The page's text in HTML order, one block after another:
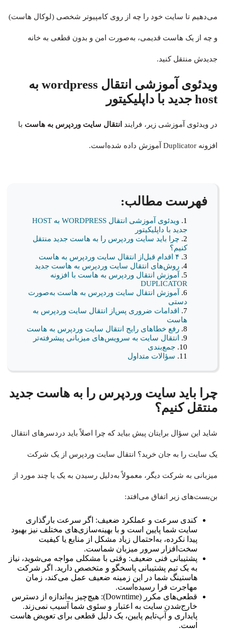
می‌دهیم تا سایت خود را چه از روی کامپیوتر شخصی (لوکال هاست)
و چه از یک هاست قدیمی، به‌صورت امن و بدون قطعی به خانه
جدیدش منتقل کنید.
ویدئوی آموزشی انتقال wordpress به
host جدید با داپلیکیتور
در ویدئوی آموزشی زیر، فرایند انتقال سایت وردپرس به هاست با
افزونه Duplicator آموزش داده شده‌است.
فهرست مطالب:
ویدئوی آموزشی انتقال WORDPRESS به HOST
جدید با داپلیکیتور
چرا باید سایت وردپرس را به هاست جدید منتقل
کنیم؟
۴ اقدام قبل‌از انتقال سایت وردپرس به هاست
روش‌های انتقال سایت وردپرس به هاست جدید
آموزش انتقال وردپرس به هاست با افزونه
DUPLICATOR
آموزش انتقال سایت وردپرس به هاست به‌صورت
دستی
اقدامات ضروری پس‌از انتقال سایت وردپرس به
هاست
رفع خطاهای رایج انتقال سایت وردپرس به هاست
انتقال سایت به سرویس‌های میزبانی پیشرفته‌تر
جمع‌بندی
سؤالات متداول
چرا باید سایت وردپرس را به هاست جدید
منتقل کنیم؟
شاید این سؤال برایتان پیش بیاید که چرا اصلاً باید دردسرهای انتقال
یک سایت را به جان خرید؟ انتقال سایت وردپرس از یک شرکت
میزبانی به شرکت دیگر، معمولاً به‌دلیل رسیدن به یک یا چند مورد از
بن‌بست‌های زیر اتفاق می‌افتد:
کندی سرعت و عملکرد ضعیف: اگر سرعت بارگذاری
سایت شما پایین است و با بهینه‌سازی‌های مختلف نیز بهبود
پیدا نکرده، به‌احتمال زیاد مشکل از منابع یا کیفیت
سخت‌افزار سرور میزبان شماست.
پشتیبانی فنی ضعیف: وقتی با مشکلی مواجه می‌شوید، نیاز
به یک تیم پشتیبانی پاسخگو و متخصص دارید. اگر شرکت
هاستینگ شما در این زمینه ضعیف عمل می‌کند، زمان
مهاجرت فرا رسیده‌است.
قطعی‌های مکرر (Downtime): هیچ‌چیز به‌اندازه از دسترس
خارج‌شدن سایت به اعتبار و سئوی شما آسیب نمی‌زند.
پایداری و آپ‌تایم پایین، یک دلیل قطعی برای تعویض هاست
است.